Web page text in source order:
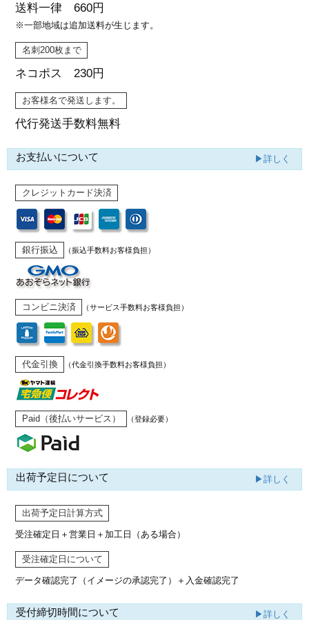
送料一律 660円
※一部地域は追加送料が生じます。
名刺200枚まで
ネコポス 230円
お客様名で発送します。
代行発送手数料無料
お支払いについて ▶詳しく
クレジットカード決済
銀行振込 （振込手数料お客様負担）
コンビニ決済 （サービス手数料お客様負担）
代金引換 （代金引換手数料お客様負担）
Paid（後払いサービス） （登録必要）
出荷予定日について ▶詳しく
出荷予定日計算方式
受注確定日＋営業日＋加工日（ある場合）
受注確定日について
データ確認完了（イメージの承認完了） ＋入金確認完了
受付締切時間について ▶詳しく